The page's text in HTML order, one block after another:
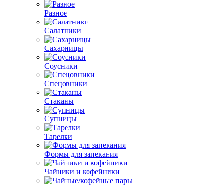
Разное
Салатники
Сахарницы
Соусники
Спецовники
Стаканы
Супницы
Тарелки
Формы для запекания
Чайники и кофейники